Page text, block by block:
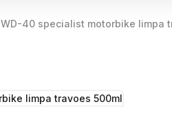
Compressores
WD-40 specialist motorbike limpa